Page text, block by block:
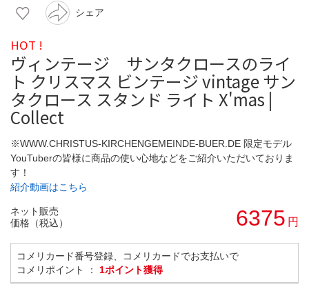
シェア
HOT !
ヴィンテージ サンタクロースのライ
ト クリスマス ビンテージ vintage サン
タクロース スタンド ライト X'mas |
Collect
※WWW.CHRISTUS-KIRCHENGEMEINDE-BUER.DE 限定モデル
YouTuberの皆様に商品の使い心地などをご紹介いただいておりま
す！
紹介動画はこちら
ネット販売
価格（税込）
6375 円
コメリカード番号登録、コメリカードでお支払いで
コメリポイント ： 1ポイント獲得